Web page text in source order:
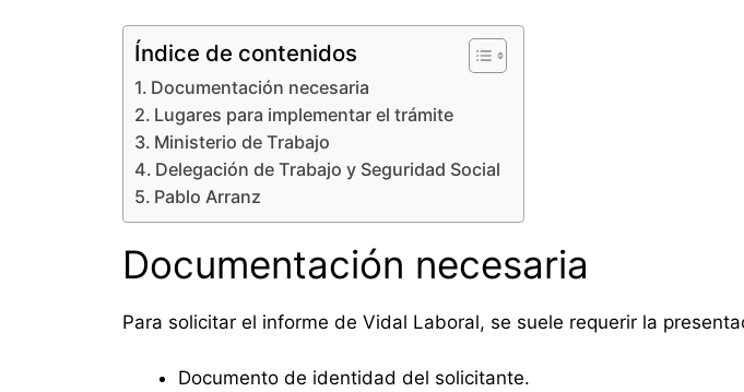
Índice de contenidos
Documentación necesaria
Lugares para implementar el trámite
Ministerio de Trabajo
Delegación de Trabajo y Seguridad Social
Pablo Arranz
Documentación necesaria
Para solicitar el informe de Vidal Laboral, se suele requerir la
Documento de identidad del solicitante.